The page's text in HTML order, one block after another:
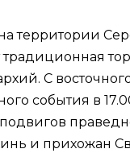
территории
С
события в
и прихожан